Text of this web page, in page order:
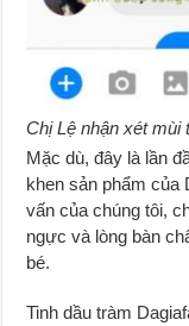
Chị Lệ nhận xét mùi
Mặc dù, đây là lần
khen sản phẩm của
vấn của chúng tôi,
ngực và lòng bàn
bé.
Tinh dầu tràm